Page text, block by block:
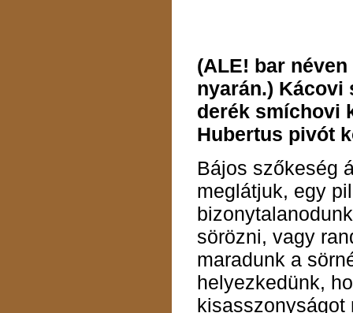
(ALE! bar
nyarán.) Kácovi
derék smíchovi
Hubertus pivót
Bájos szőkeség
meglátjuk, egy
sörözni, vagy
maradunk a
helyezkedünk,
kisasszonyságot